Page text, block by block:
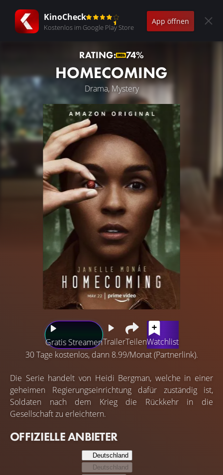
KinoCheck
Kostenlos im Google Play Store
App öffnen
RATING: 74%
HOMECOMING
Drama, Mystery
Gratis StreamenTrailerTeilenWatchlist
30 Tage kostenlos, dann 8.99/Monat (Partnerlink).
Die Serie handelt von Heidi Bergman, welche in einer
geheimen Regierungseinrichtung dafür zuständig ist,
Soldaten nach dem Krieg die Rückkehr in die
Gesellschaft zu erleichtern.
OFFIZIELLE ANBIETER
Deutschland
Deutschland